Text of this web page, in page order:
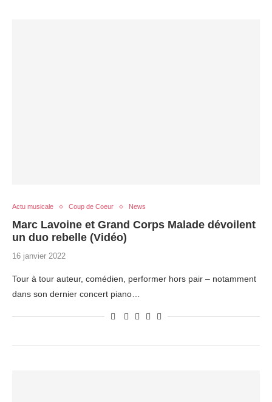
Actu musicale Coup de Coeur News
Marc Lavoine et Grand Corps Malade dévoilent
un duo rebelle (Vidéo)
16 janvier 2022
Tour à tour auteur, comédien, performer hors pair – notamment
dans son dernier concert piano…